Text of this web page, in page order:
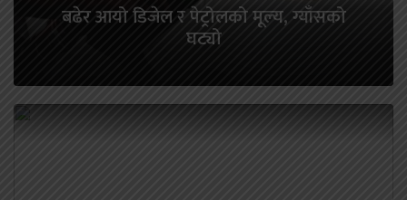
बढेर आयो डिजेल र पेट्रोलको मूल्य, ग्याँसको
घट्यो